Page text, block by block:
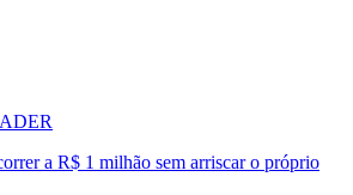
a R$ 1 milhão sem arriscar o próprio